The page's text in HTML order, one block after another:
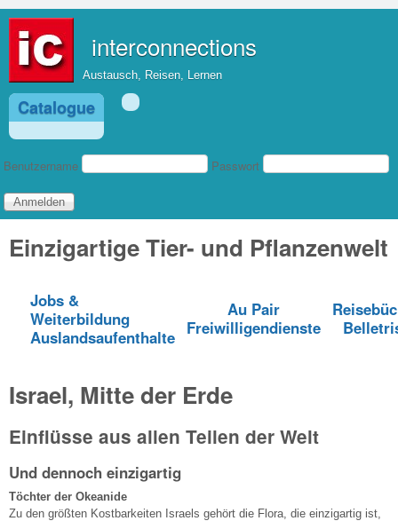
interconnections
Austausch, Reisen, Lernen
Catalogue
Benutzeranmeldung
Benutzername Passwort
Einzigartige Tier- und Pflanzenwelt
Jobs &
Weiterbildung
Auslandsaufenthalte
Au Pair
Freiwilligendienste
Israel, Mitte der Erde
Einflüsse aus allen Teilen der Welt
Und dennoch einzigartig
Töchter der Okeanide
Zu den größten Kostbarkeiten Israels gehört die Flora, die einzigartig ist,